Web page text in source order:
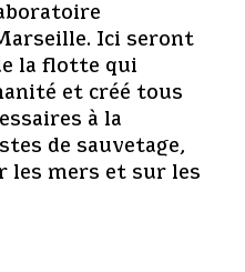
Ici seront
la flotte qui
et créé tous
à la
de sauvetage,
les mers et sur les